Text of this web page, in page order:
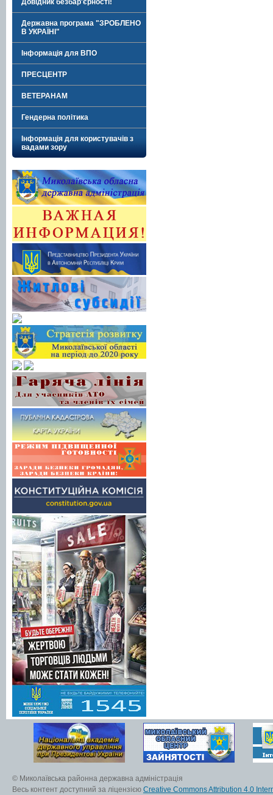
Довідник безбар'єрності!
Державна програма "ЗРОБЛЕНО
В УКРАЇНІ"
Інформація для ВПО
ПРЕСЦЕНТР
ВЕТЕРАНАМ
Гендерна політика
Інформація для користувачів з
вадами зору
© Миколаївська районна державна адміністрація
Весь контент доступний за ліцензією Creative Commons Attribution 4.0